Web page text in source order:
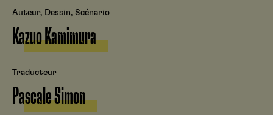
Auteur, Dessin, Scénario
Kazuo Kamimura
Traducteur
Pascale Simon